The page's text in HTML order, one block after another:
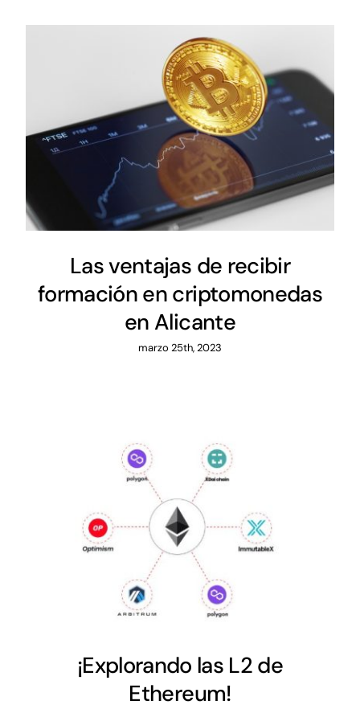
Las ventajas de recibir
formación en criptomonedas
en Alicante
marzo 25th, 2023
¡Explorando las L2 de
Ethereum!